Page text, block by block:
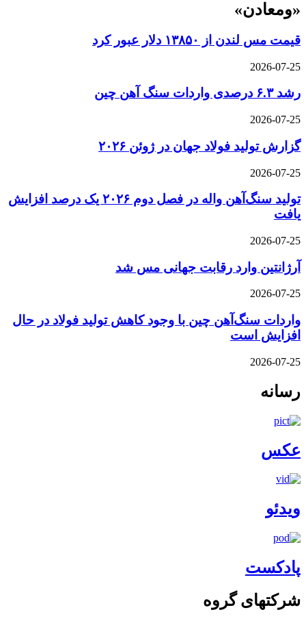
«ومعادن»
قیمت مس لندن از ۱۳۸۵۰ دلار عبور کرد
2026-07-25
رشد ۶.۳ درصدی واردات سنگ آهن چین
2026-07-25
گزارش تولید فولاد جهان در ژوئن ۲۰۲۶
2026-07-25
تولید سنگ‌آهن واله در فصل دوم ۲۰۲۶ یک درصد افزایش
یافت
2026-07-25
آرژانتین وارد رقابت جهانی مس شد
2026-07-25
واردات سنگ‌آهن چین با وجود کاهش تولید فولاد در حال
افزایش است
2026-07-25
رسانه
عکس
ویدئو
پادکست
شرکتهای گروه